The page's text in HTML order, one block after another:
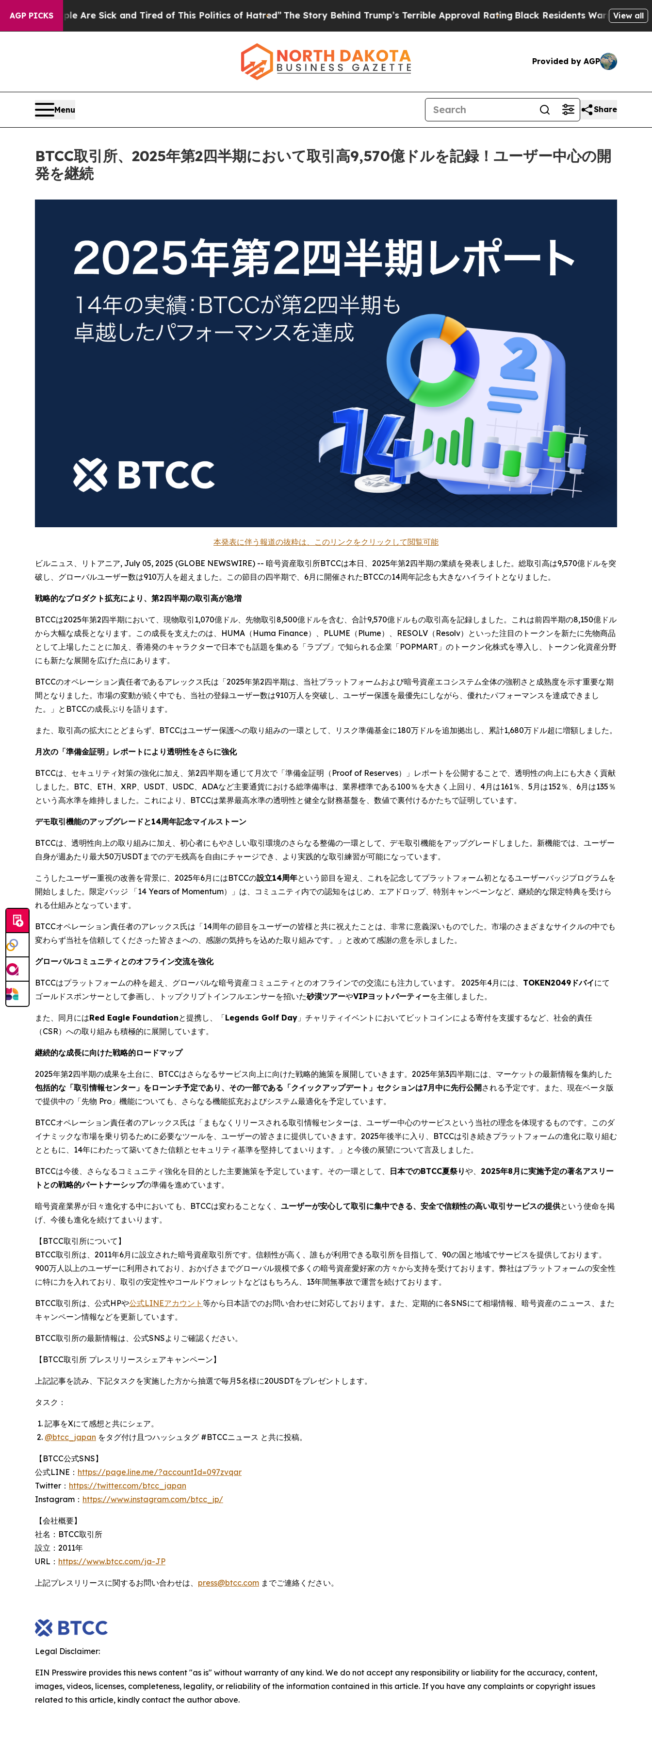
AGP PICKS
Are Sick and Tired of This Politics of Hatred”The Story Behind Trump’s Terrible Approval RatingBlack Residents Warned of Abusive Cops
View all
Provided by AGP
Menu Share
BTCC取引所、2025年第2四半期において取引高9,570億ドルを記録！ユーザー中心の開
発を継続
本発表に伴う報道の抜粋は、このリンクをクリックして閲覧可能
ビルニュス、リトアニア, July 05, 2025 (GLOBE NEWSWIRE) -- 暗号資産取引所BTCCは本日、2025年第2四半期の業績を発表しました。総取引高は9,570億ドルを突
破し、グローバルユーザー数は910万人を超えました。この節目の四半期で、6月に開催されたBTCCの14周年記念も大きなハイライトとなりました。
戦略的なプロダクト拡充により、第2四半期の取引高が急増
BTCCは2025年第2四半期において、現物取引1,070億ドル、先物取引8,500億ドルを含む、合計9,570億ドルもの取引高を記録しました。これは前四半期の8,150億ドル
から大幅な成長となります。この成長を支えたのは、HUMA（Huma Finance）、PLUME（Plume）、RESOLV（Resolv）といった注目のトークンを新たに先物商品
として上場したことに加え、香港発のキャラクターで日本でも話題を集める「ラブブ」で知られる企業「POPMART」のトークン化株式を導入し、トークン化資産分野
にも新たな展開を広げた点にあります。
BTCCのオペレーション責任者であるアレックス氏は「2025年第2四半期は、当社プラットフォームおよび暗号資産エコシステム全体の強靭さと成熟度を示す重要な期
間となりました。市場の変動が続く中でも、当社の登録ユーザー数は910万人を突破し、ユーザー保護を最優先にしながら、優れたパフォーマンスを達成できまし
た。」とBTCCの成長ぶりを語ります。
また、取引高の拡大にとどまらず、BTCCはユーザー保護への取り組みの一環として、リスク準備基金に180万ドルを追加拠出し、累計1,680万ドル超に増額しました。
月次の「準備金証明」レポートにより透明性をさらに強化
BTCCは、セキュリティ対策の強化に加え、第2四半期を通じて月次で「準備金証明（Proof of Reserves）」レポートを公開することで、透明性の向上にも大きく貢献
しました。BTC、ETH、XRP、USDT、USDC、ADAなど主要通貨における総準備率は、業界標準である100％を大きく上回り、4月は161％、5月は152％、6月は135％
という高水準を維持しました。これにより、BTCCは業界最高水準の透明性と健全な財務基盤を、数値で裏付けるかたちで証明しています。
デモ取引機能のアップグレードと14周年記念マイルストーン
BTCCは、透明性向上の取り組みに加え、初心者にもやさしい取引環境のさらなる整備の一環として、デモ取引機能をアップグレードしました。新機能では、ユーザー
自身が週あたり最大50万USDTまでのデモ残高を自由にチャージでき、より実践的な取引練習が可能になっています。
こうしたユーザー重視の改善を背景に、2025年6月にはBTCCの設立14周年という節目を迎え、これを記念してプラットフォーム初となるユーザーバッジプログラムを
開始しました。限定バッジ 「14 Years of Momentum）」は、コミュニティ内での認知をはじめ、エアドロップ、特別キャンペーンなど、継続的な限定特典を受けら
れる仕組みとなっています。
BTCCオペレーション責任者のアレックス氏は「14周年の節目をユーザーの皆様と共に祝えたことは、非常に意義深いものでした。市場のさまざまなサイクルの中でも
変わらず当社を信頼してくださった皆さまへの、感謝の気持ちを込めた取り組みです。」と改めて感謝の意を示しました。
グローバルコミュニティとのオフライン交流を強化
BTCCはプラットフォームの枠を超え、グローバルな暗号資産コミュニティとのオフラインでの交流にも注力しています。 2025年4月には、 TOKEN2049ドバイにて
ゴールドスポンサーとして参画し、トップクリプトインフルエンサーを招いた砂漠ツアーやVIPヨットパーティーを主催しました。
また、同月にはRed Eagle Foundationと提携し、「Legends Golf Day 」チャリティイベントにおいてビットコインによる寄付を支援するなど、社会的責任
（CSR）への取り組みも積極的に展開しています。
継続的な成長に向けた戦略的ロードマップ
2025年第2四半期の成果を土台に、BTCCはさらなるサービス向上に向けた戦略的施策を展開していきます。2025年第3四半期には、マーケットの最新情報を集約した
包括的な「取引情報センター」をローンチ予定であり、その一部である「クイックアップデート」セクションは7月中に先行公開される予定です。また、現在ベータ版
で提供中の「先物 Pro」機能についても、さらなる機能拡充およびシステム最適化を予定しています。
BTCCオペレーション責任者のアレックス氏は「まもなくリリースされる取引情報センターは、ユーザー中心のサービスという当社の理念を体現するものです。このダ
イナミックな市場を乗り切るために必要なツールを、ユーザーの皆さまに提供していきます。2025年後半に入り、BTCCは引き続きプラットフォームの進化に取り組む
とともに、14年にわたって築いてきた信頼とセキュリティ基準を堅持してまいります。」と今後の展望について言及しました。
BTCCは今後、さらなるコミュニティ強化を目的とした主要施策を予定しています。その一環として、 日本でのBTCC夏祭りや、 2025年8月に実施予定の著名アスリー
トとの戦略的パートナーシップの準備を進めています。
暗号資産業界が日々進化する中においても、BTCCは変わることなく、 ユーザーが安心して取引に集中できる、安全で信頼性の高い取引サービスの提供という使命を掲
げ、今後も進化を続けてまいります。
【BTCC取引所について】
BTCC取引所は、2011年6月に設立された暗号資産取引所です。信頼性が高く、誰もが利用できる取引所を目指して、90の国と地域でサービスを提供しております。
900万人以上のユーザーに利用されており、おかげさまでグローバル規模で多くの暗号資産愛好家の方々から支持を受けております。弊社はプラットフォームの安全性
に特に力を入れており、取引の安定性やコールドウォレットなどはもちろん、13年間無事故で運営を続けております。
BTCC取引所は、公式HPや公式LINEアカウント 等から日本語でのお問い合わせに対応しております。また、定期的に各SNSにて相場情報、暗号資産のニュース、また
キャンペーン情報などを更新しています。
BTCC取引所の最新情報は、公式SNSよりご確認ください。
【BTCC取引所 プレスリリースシェアキャンペーン】
上記記事を読み、下記タスクを実施した方から抽選で毎月5名様に20USDTをプレゼントします。
タスク：
記事をXにて感想と共にシェア。
@btcc_japan をタグ付け且つハッシュタグ #BTCCニュース と共に投稿。
【BTCC公式SNS】
公式LINE： https://page.line.me/?accountId=097zvqar
Twitter： https://twitter.com/btcc_japan
Instagram： https://www.instagram.com/btcc_jp/
【会社概要】
社名：BTCC取引所
設立：2011年
URL： https://www.btcc.com/ja-JP
上記プレスリリースに関するお問い合わせは、 press@btcc.com までご連絡ください。
Legal Disclaimer:
EIN Presswire provides this news content "as is" without warranty of any kind. We do not accept any responsibility or liability for the accuracy, content,
images, videos, licenses, completeness, legality, or reliability of the information contained in this article. If you have any complaints or copyright issues
related to this article, kindly contact the author above.